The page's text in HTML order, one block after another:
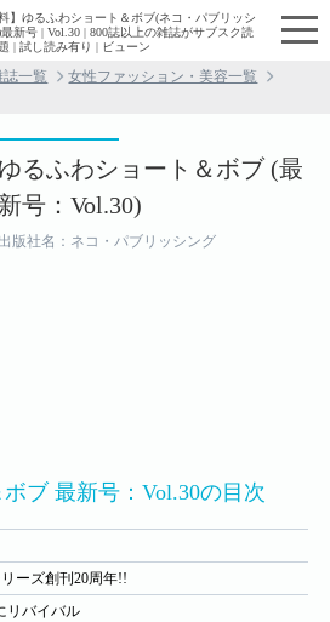
料】ゆるふわショート＆ボブ(ネコ・パブリッシ
最新号 | Vol.30 | 800誌以上の雑誌がサブスク読
| 試し読み有り | ビューン
誌一覧
女性ファッション・美容一覧
ゆるふわショート＆ボブ (最
新号：Vol.30)
版社名：ネコ・パブリッシング
ブ 最新号：Vol.30の目次
ーズ創刊20周年!!
リバイバル